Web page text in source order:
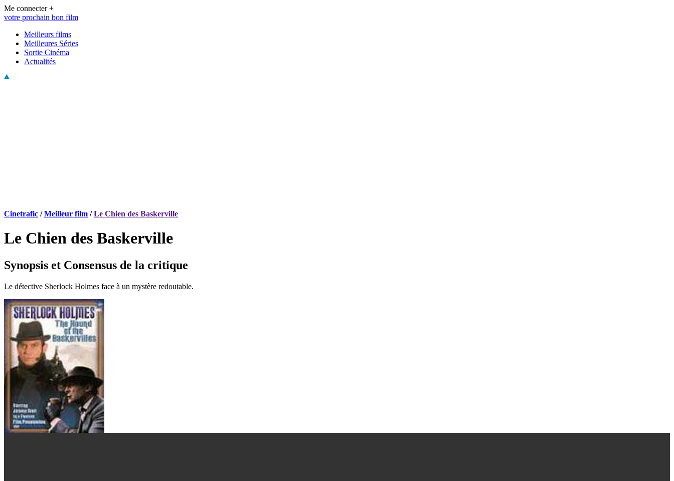
Me connecter +
votre prochain bon film
Meilleurs films
Meilleures Séries
Sortie Cinéma
Actualités
Cinetrafic /Meilleur film /Le Chien des Baskerville
Le Chien des Baskerville
Synopsis et Consensus de la critique
Le détective Sherlock Holmes face à un mystère redoutable.